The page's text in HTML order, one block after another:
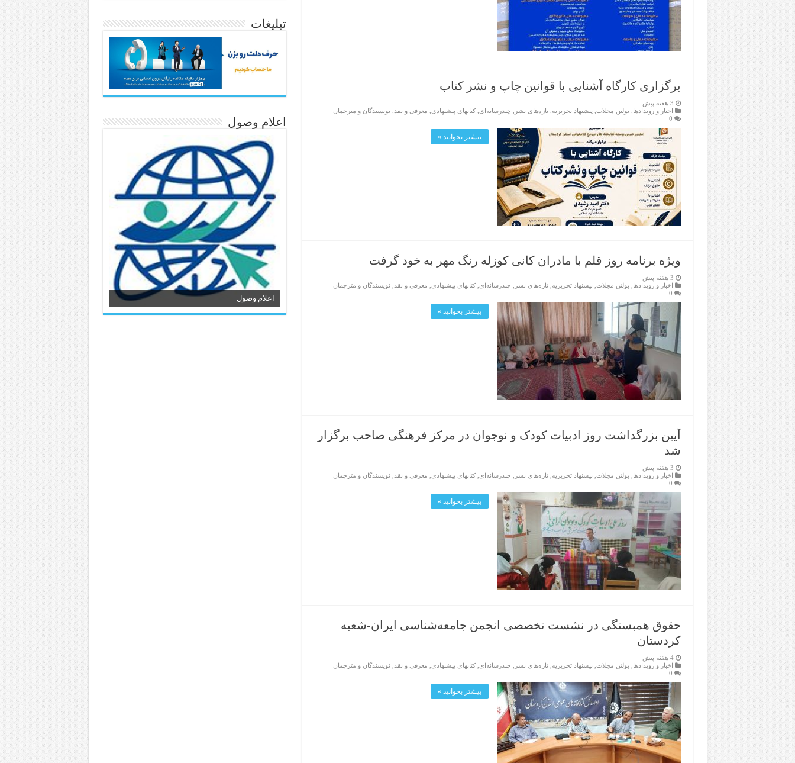
برگزاری کارگاه آشنایی با قوانین چاپ و نشر کتاب
3 هفته پیش
اخبار و رویدادها
بولتن مجلات پیشنهاد تحریریه ,تازەهای نشر چندرسانه‌ای ,کتابهای پیشنهادی معرفی و نقد
نویسندگان و مترجمان
0
بیشتر بخوانید »
ویژه برنامه روز قلم با مادران کانی کوزله رنگ مهر به خود گرفت
3 هفته پیش
اخبار و رویدادها
بولتن مجلات پیشنهاد تحریریه ,تازەهای نشر چندرسانه‌ای ,کتابهای پیشنهادی معرفی و نقد
نویسندگان و مترجمان
0
بیشتر بخوانید »
آیین بزرگداشت روز ادبیات کودک و نوجوان در مرکز فرهنگی صاحب برگزار
شد
3 هفته پیش
اخبار و رویدادها
بولتن مجلات پیشنهاد تحریریه ,تازەهای نشر چندرسانه‌ای ,کتابهای پیشنهادی معرفی و نقد
نویسندگان و مترجمان
0
بیشتر بخوانید »
حقوق همبستگی در نشست تخصصی انجمن جامعه‌شناسی ایران-شعبه
کردستان
4 هفته پیش
اخبار و رویدادها
بولتن مجلات پیشنهاد تحریریه ,تازەهای نشر چندرسانه‌ای ,کتابهای پیشنهادی معرفی و نقد
نویسندگان و مترجمان
0
بیشتر بخوانید »
تبلیغات
اعلام وصول
اعلام وصول